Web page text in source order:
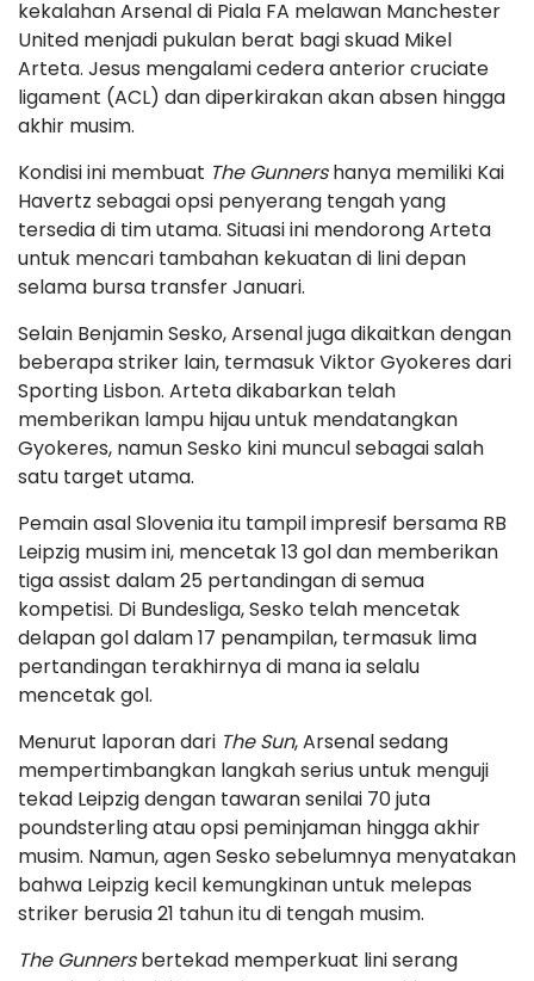
kekalahan Arsenal di Piala FA melawan Manchester
United menjadi pukulan berat bagi skuad Mikel
Arteta. Jesus mengalami cedera anterior cruciate
ligament (ACL) dan diperkirakan akan absen hingga
akhir musim.
Kondisi ini membuat The Gunnershanya memiliki Kai
Havertz sebagai opsi penyerang tengah yang
tersedia di tim utama. Situasi ini mendorong Arteta
untuk mencari tambahan kekuatan di lini depan
selama bursa transfer Januari.
Selain Benjamin Sesko, Arsenal juga dikaitkan dengan
beberapa striker lain, termasuk Viktor Gyokeres dari
Sporting Lisbon. Arteta dikabarkan telah
memberikan lampu hijau untuk mendatangkan
Gyokeres, namun Sesko kini muncul sebagai salah
satu target utama.
Pemain asal Slovenia itu tampil impresif bersama RB
Leipzig musim ini, mencetak 13 gol dan memberikan
tiga assist dalam 25 pertandingan di semua
kompetisi. Di Bundesliga, Sesko telah mencetak
delapan gol dalam 17 penampilan, termasuk lima
pertandingan terakhirnya di mana ia selalu
mencetak gol.
Menurut laporan dari The Sun, Arsenal sedang
mempertimbangkan langkah serius untuk menguji
tekad Leipzig dengan tawaran senilai 70 juta
poundsterling atau opsi peminjaman hingga akhir
musim. Namun, agen Sesko sebelumnya menyatakan
bahwa Leipzig kecil kemungkinan untuk melepas
striker berusia 21 tahun itu di tengah musim.
The Gunnersbertekad memperkuat lini serang